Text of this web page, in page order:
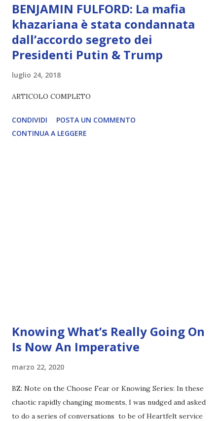
BENJAMIN FULFORD: La mafia
khazariana è stata condannata
dall’accordo segreto dei
Presidenti Putin & Trump
luglio 24, 2018
ARTICOLO COMPLETO
CONDIVIDI
POSTA UN COMMENTO
CONTINUA A LEGGERE
Knowing What’s Really Going On
Is Now An Imperative
marzo 22, 2020
BZ: Note on the Choose Fear or Knowing Series: In these
chaotic rapidly changing moments, I was nudged and asked
to do a series of conversations to be of Heartfelt service